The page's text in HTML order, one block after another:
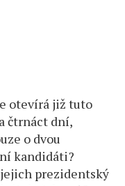
otevírá již tuto
čtrnáct dní,
o dvou
kandidáti?
prezidentský